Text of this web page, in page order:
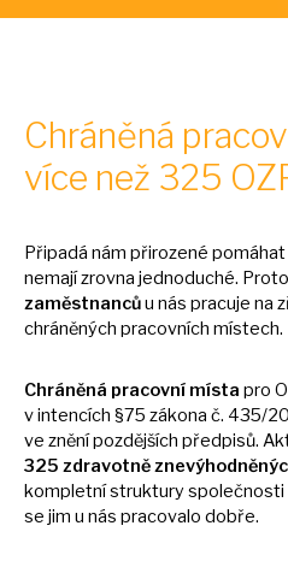
Chráněná
více než 325
Připadá nám přirozené
nemají zrovna jednoduché. Proto
zaměstnancůu nás pracuje na
chráněných pracovních místech.
Chráněná pracovní místa pro
vintencích §75 zákona č. 435/
ve znění pozdějších předpisů.
325 zdravotně
kompletní struktury společnosti
se jim u nás pracovalo dobře.